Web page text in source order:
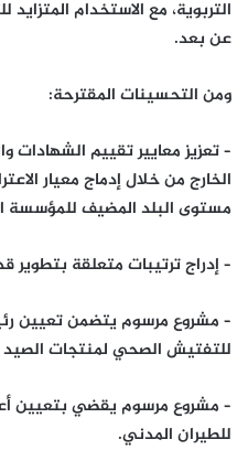
التربوية، مع الاستخدام
عن بعد.
ومن التحسينات المقترحة:
– تعزيز معايير تقييم
الخارج من خلال إدماج معيار
مستوى البلد المضيف للمؤسسة
– إدراج ترتيبات متعلقة بتطوير
– مشروع مرسوم يتضمن تعيين
للتفتيش الصحي لمنتجات الصيد
– مشروع مرسوم يقضي بتعيين
للطيران المدني.